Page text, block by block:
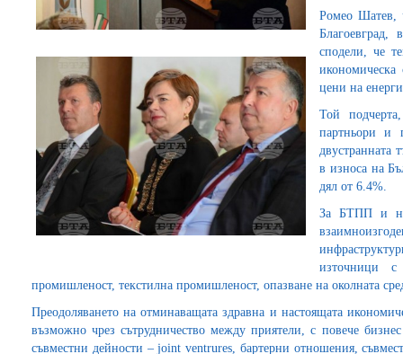
Ромео
Благоевград,
сподели, че
цени на
Той
партньори и
двустранната
в износа на
дял от 6.4%.
За БТПП и
източници с
промишленост, текстилна промишленост, опазване на околната
Преодоляването на отминаващата здравна и настоящата
възможно чрез сътрудничество между приятели, с повече
съвместни дейности – joint ventrures, бартерни отношения,